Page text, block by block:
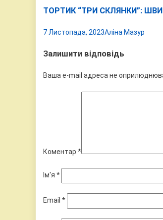
ТОРТИК “ТРИ СКЛЯНКИ”:
7 Листопада, 2023Аліна Мазур
Залишити відповідь
Ваша e-mail адреса не
Коментар *
Ім'я *
Email *